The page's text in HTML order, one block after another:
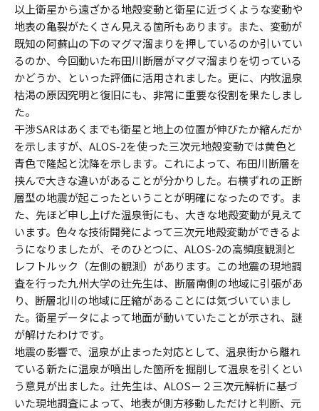
以上衛星から遠ざかる地殻変動と衛星に近づくような変動や
地表の亀裂がたくさん見える箇所もあります。また、変動が
既知の阿蘇山の下のマグマ溜まりを押しているのか引いてい
るのか、今回動いた布田川断層がマグマ溜まりを切っている
かどうか、といった評価に活用されました。更に、内牧温泉
枯渇の原因究明と復旧にも、非常に重要な役割を果たしまし
た。
干渉SARはあくまでも衛星と地上の位置が伸びたか縮んだか
を示しますが、ALOS-2を使った三次元地殻変動では黄色と
青色で隆起と沈降を示します。これによって、布田川断層を
挟んで大きな違いがあることが分かりした。右横ずれの正断
層型の地震が起こったということが明確になったのです。ま
た、先ほど申し上げた温泉街にも、大きな地殻変動が見えて
います。色々な技術開発によって三次元地殻変動ができるよ
うになりましたが、そのひとつに、ALOS-2の高頻度観測と
レフトルック（左側の観測）があります。この地震の現地調
査を行った九州大学の辻先生は、断層南側の地域に引張があ
り、断層北川の地域に圧縮があることには気づいていまし
た。衛星データによって地面が動いていたことが示され、謎
が解けたわけです。
地震の影響で、温泉が止まった対応として、温泉街から離れ
ている新たに温泉が噴出した箇所を掘削して温泉を引くとい
う意見が出ました。辻先生は、ALOS－２三次元解析に基づ
いた現地調査によって、地表が側方移動しただけと判断、元